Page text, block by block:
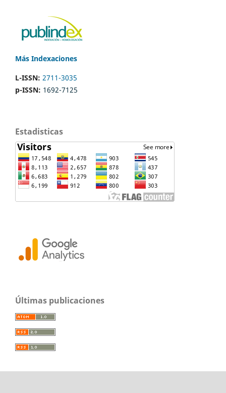
Más Indexaciones
L-ISSN: 2711-3035
p-ISSN: 1692-7125
Estadisticas
Últimas publicaciones